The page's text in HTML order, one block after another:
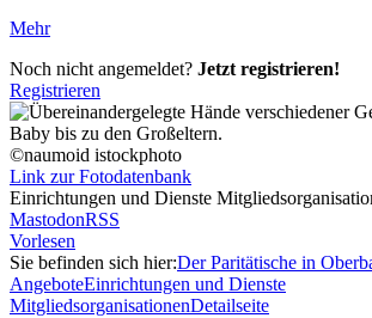
Mehr
Noch nicht angemeldet? Jetzt registrieren!
Registrieren
©naumoid istockphoto
Link zur Fotodatenbank
Einrichtungen und Dienste
MastodonRSS
Vorlesen
Sie befinden sich hier:Der Paritätische in
AngeboteEinrichtungen und Dienste
MitgliedsorganisationenDetailseite